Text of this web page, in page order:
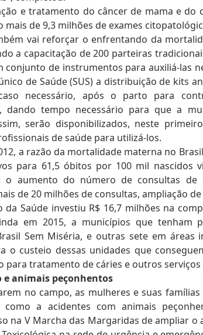
e tratamento do câncer de mama e
mais de 9,3 milhões de exames
vai reforçar o enfrentando da
a capacitação de 200 parteiras
conjunto de instrumentos para auxiliá-las
de Saúde (SUS) a distribuição de kits
necessário, após o parto para
dando tempo necessário para que a
serão disponibilizados, neste
de saúde para utilizá-los.
a razão da mortalidade materna no
para 61,5 óbitos por 100 mil nascidos
o aumento do número de consultas de
de 20 milhões de consultas, ampliação de
da Saúde investiu R$ 16,7 milhões na
em 2015, a municípios que
Sem Miséria, e outras sete em áreas
o custeio dessas unidades que
para tratamento de cáries e outros
e animais peçonhentos
no campo, as mulheres e suas
como a acidentes com animais
na V Marcha das Margaridas de ampliar o